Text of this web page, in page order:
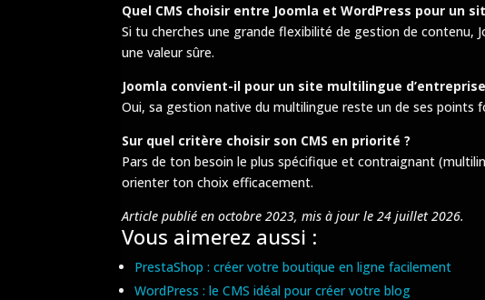
Quel CMS choisir entre Joomla et WordPress pour un
Si tu cherches une grande flexibilité de gestion de contenu,
une valeur sûre.
Joomla convient-il pour un site multilingue
Oui, sa gestion native du multilingue reste un de ses points
Sur quel critère choisir son CMS en priorité ?
Pars de ton besoin le plus spécifique et contraignant
orienter ton choix efficacement.
Article publié en octobre 2023, mis à jour le 24 juillet 2026.
Vous aimerez aussi :
PrestaShop : créer votre boutique en ligne facilement
WordPress : le CMS idéal pour créer votre blog